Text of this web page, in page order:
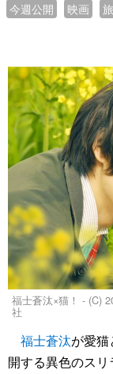
今週公開
映画
福士蒼汰×猫！ - (C)
社
福士蒼汰が愛
開する異色のス